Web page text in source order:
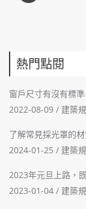
熱門點閱
窗戶尺寸有沒有標
2022-08-09 / 建築
了解常見採光罩的
2024-01-25 / 建築
2023年元旦上路，
2023-01-04 / 建築